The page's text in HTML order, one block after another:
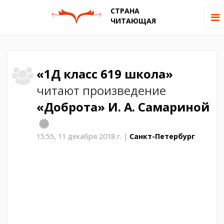
СТРАНА
ЧИТАЮЩАЯ
«1Д класс 619 школа»
читают произведение
«Доброта» И. А. Самариной
15:55, 11 декабря 2018 г. | Санкт-Петербург